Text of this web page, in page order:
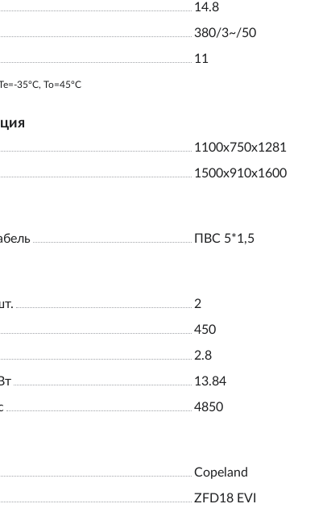
14.8
380/3~/50
11
35ºC, To=45ºC
1100х750х1281
1500х910х1600
ПВС 5*1,5
2
450
2.8
13.84
4850
Copeland
ZFD18 EVI